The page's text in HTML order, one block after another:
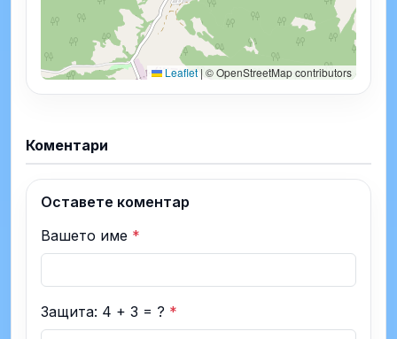
Leaflet | © OpenStreetMap contributors
Коментари
Оставете коментар
Вашето име *
Защита: 4 + 3 = ? *